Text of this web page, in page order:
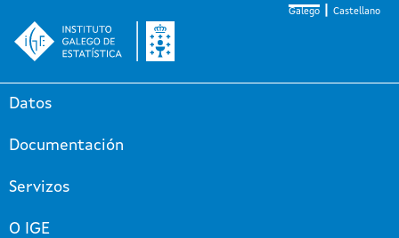
Galego Castellano
Datos
Documentación
Servizos
O IGE